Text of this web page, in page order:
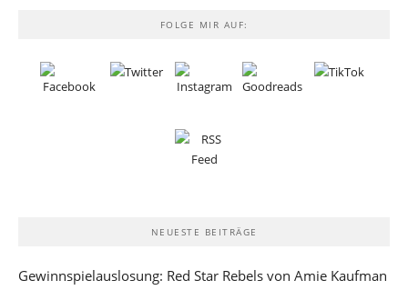
FOLGE MIR AUF:
NEUESTE BEITRÄGE
Gewinnspielauslosung: Red Star Rebels von Amie Kaufman